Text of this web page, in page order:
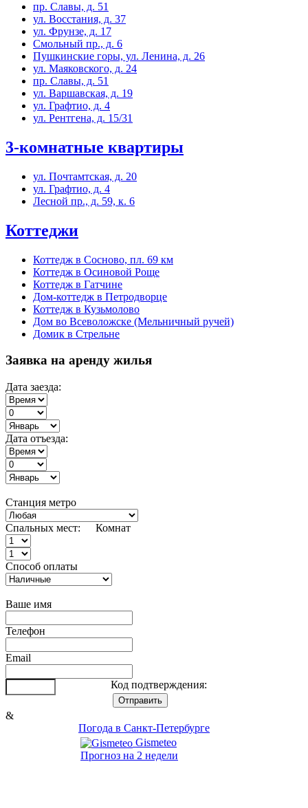
пр. Славы, д. 51
ул. Восстания, д. 37
ул. Фрунзе, д. 17
Смольный пр., д. 6
Пушкинские горы, ул. Ленина, д. 26
ул. Маяковского, д. 24
пр. Славы, д. 51
ул. Варшавская, д. 19
ул. Графтио, д. 4
ул. Рентгена, д. 15/31
3-комнатные квартиры
ул. Почтамтская, д. 20
ул. Графтио, д. 4
Лесной пр., д. 59, к. 6
Коттеджи
Коттедж в Сосново, пл. 69 км
Коттедж в Осиновой Роще
Коттедж в Гатчине
Дом-коттедж в Петродворце
Коттедж в Кузьмолово
Дом во Всеволожске (Мельничный ручей)
Домик в Стрельне
Заявка на аренду жилья
Дата заезда:
Дата отъезда:
Станция метро
Спальных мест: Комнат
Способ оплаты
Ваше имя
Телефон
Email
Код подтверждения:
&
Погода в Санкт-Петербурге
Gismeteo
Прогноз на 2 недели